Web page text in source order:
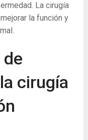
La cirugía
la función y
cirugía